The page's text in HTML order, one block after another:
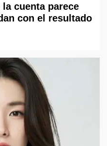
cuenta parece
con el resultado